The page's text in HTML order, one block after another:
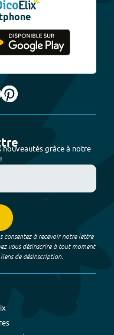
nouveautés grâce à notre
consentez à recevoir notre lettre
vous désinscrire à tout moment
de désinscription.